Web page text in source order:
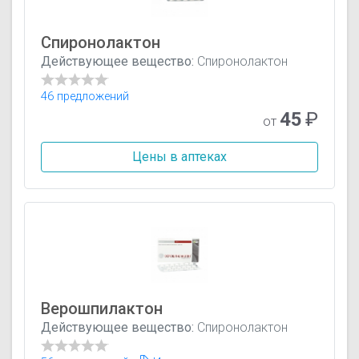
Спиронолактон
Действующее вещество: Спиронолактон
46 предложений
от 45₽
Цены в аптеках
Верошпилактон
Действующее вещество: Спиронолактон